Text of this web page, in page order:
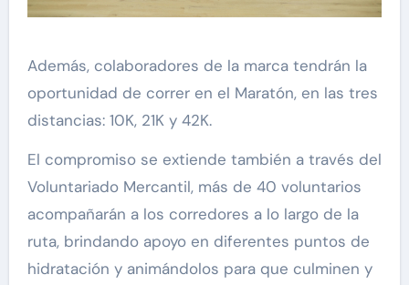
Además, colaboradores de la marca tendrán la
oportunidad de correr en el Maratón, en las tres
distancias: 10K, 21K y 42K.
El compromiso se extiende también a través del
Voluntariado Mercantil, más de 40 voluntarios
acompañarán a los corredores a lo largo de la
ruta, brindando apoyo en diferentes puntos de
hidratación y animándolos para que culminen y